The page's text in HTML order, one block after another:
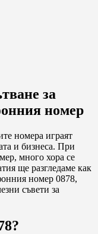
за
номер
номера играят
и бизнеса. При
много хора се
ще разгледаме как
номер 0878,
съвети за